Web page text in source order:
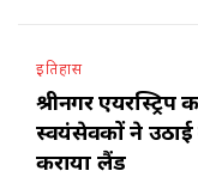
इतिहास
श्रीनगर एयरस्ट्रिप
स्वयंसेवकों ने उठाई
कराया लैंड